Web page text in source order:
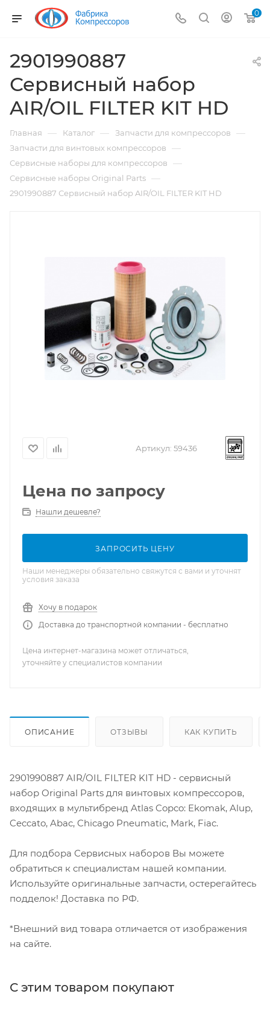
0
2901990887
Сервисный набор
AIR/OIL FILTER KIT HD
Главная — Каталог — Запчасти для компрессоров —
Запчасти для винтовых компрессоров —
Сервисные наборы для компрессоров —
Сервисные наборы Original Parts —
2901990887 Сервисный набор AIR/OIL FILTER KIT HD
Артикул: 59436
Цена по запросу
Нашли дешевле?
ЗАПРОСИТЬ ЦЕНУ
Наши менеджеры обязательно свяжутся с вами и уточнят
условия заказа
Хочу в подарок
Доставка до транспортной компании - бесплатно
Цена интернет-магазина может отличаться,
уточняйте у специалистов компании
ОПИСАНИЕ ОТЗЫВЫ КАК КУПИТЬ
2901990887 AIR/OIL FILTER KIT HD - сервисный
набор Original Parts для винтовых компрессоров,
входящих в мультибренд Atlas Copco: Ekomak, Alup,
Ceccato, Abac, Chicago Pneumatic, Mark, Fiac.
Для подбора Сервисных наборов Вы можете
обратиться к специалистам нашей компании.
Используйте оригинальные запчасти, остерегайтесь
подделок! Доставка по РФ.
*Внешний вид товара отличается от изображения
на сайте.
С этим товаром покупают